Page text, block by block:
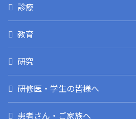
診療
教育
研究
研修医・学生の皆様へ
患者さん・ご家族へ